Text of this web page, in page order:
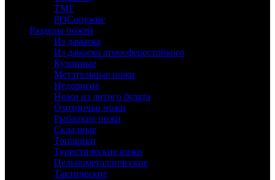
ТМГ
РОСоружие
Разделы ножей
Из дамаска
Из дамаска атмосферостойкого
Кухонные
Метательные ножи
Недорогие
Ножи из литого булата
Охотничьи ножи
Рыбацкие ножи
Складные
Топорики
Туристические ножи
Цельнометаллические
Тактические